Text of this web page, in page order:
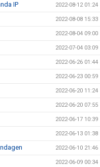
IP 2022-08-12 01:24
2022-08-08 15:33
2022-08-04 09:00
2022-07-04 03:09
2022-06-26 01:44
2022-06-23 00:59
2022-06-20 11:24
2022-06-20 07:55
2022-06-17 10:39
2022-06-13 01:38
2022-06-10 21:46
2022-06-09 00:34